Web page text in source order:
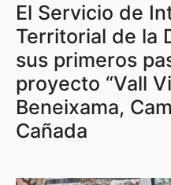
El Servicio de
Territorial de la
sus primeros
proyecto “Vall
Beneixama,
Cañada